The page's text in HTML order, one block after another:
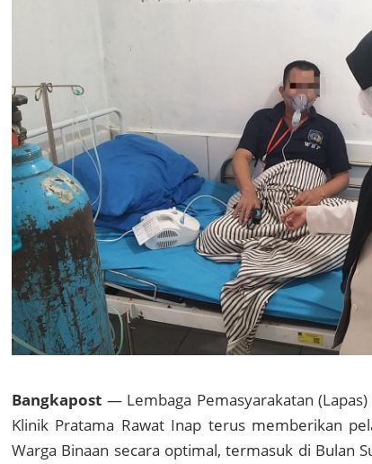
Bangkapost — Lembaga Pemasyarakatan
Klinik Pratama Rawat Inap terus memberikan
Warga Binaan secara optimal, termasuk di Bulan